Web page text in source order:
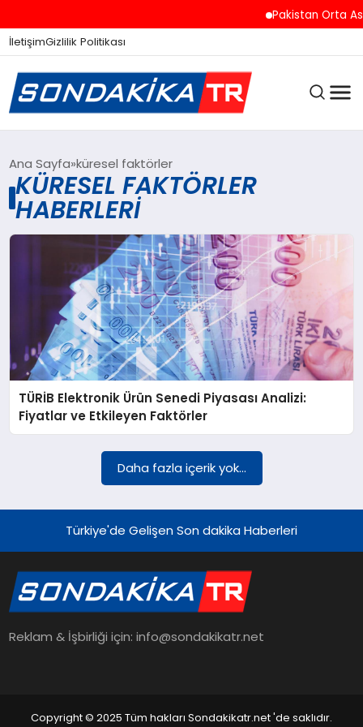
Pakistan Orta
İletişimGizlilik Politikası
ANASAYFA
SON DAKIKA
SPOR
YAŞAM
EKONOMI
EĞITIM
OTOMOBIL
Ana Sayfa küresel faktörler
KÜRESEL FAKTÖRLER
HABERLERI
TÜRİB Elektronik Ürün Senedi Piyasası Analizi:
Fiyatlar ve Etkileyen Faktörler
Daha fazla içerik yok...
Türkiye'de Gelişen Son dakika Haberleri
Reklam & İşbirliği için: info@sondakikatr.net
Copyright © 2025 Tüm hakları Sondakikatr.net 'de saklıdır.